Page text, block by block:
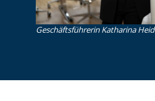
Ge­schäfts­füh­re­rin Katharina Heid